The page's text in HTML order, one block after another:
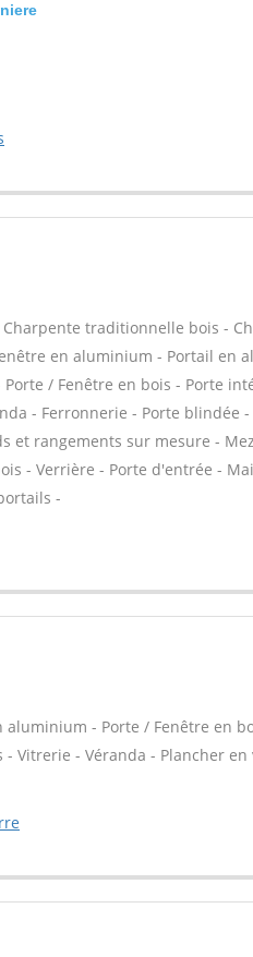
traditionnelle bois -
en aluminium - Portail en
/ Fenêtre en bois - Porte
- Ferronnerie - Porte blindée
et rangements sur mesure -
- Verrière - Porte d'entrée -
-
aluminium - Porte / Fenêtre en
Vitrerie - Véranda - Plancher